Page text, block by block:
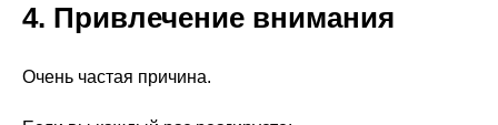
4. Привлечение внимания
Очень частая причина.